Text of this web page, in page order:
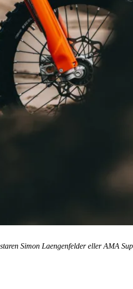
Simon Laengenfelder eller AMA